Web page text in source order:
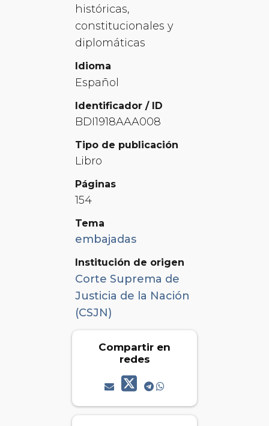
históricas,
constitucionales y
diplomáticas
Idioma
Español
Identificador / ID
BDI1918AAA008
Tipo de publicación
Libro
Páginas
154
Tema
embajadas
Institución de origen
Corte Suprema de
Justicia de la Nación
(CSJN)
Compartir en
redes